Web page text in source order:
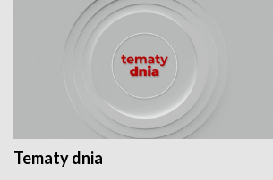
Tematy dnia